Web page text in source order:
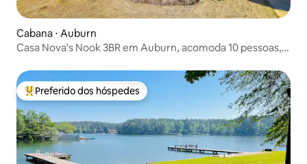
Cabana ⋅ Auburn
Casa Nova's Nook 3BR em Auburn, acomoda 10 pessoas,
Entre os melhores preferidos dos hóspedes
Preferido dos hóspedes